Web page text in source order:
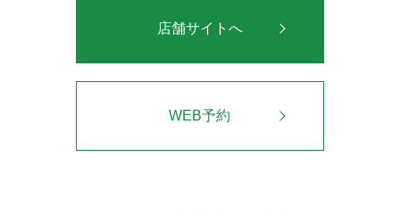
店舗サイトへ
WEB予約